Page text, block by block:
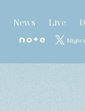
News Live
Migiwa